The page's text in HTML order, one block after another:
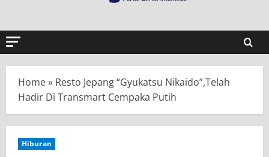
Home» Resto Jepang “Gyukatsu Nikaido”,Telah
Hadir Di Transmart Cempaka Putih
Hiburan